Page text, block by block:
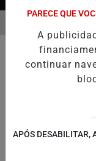
EM ALTA
COMUNIDADE
Tóquio
do Japão
natalidade,
ainda gera
PARECE QUE
A
continuar
APÓS DESABILITAR,